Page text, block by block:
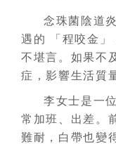
念珠菌陰道
遇的 「程咬金」
不堪言。如果不
症，影響生活質
李女士是一
常加班、出差。
難耐，白帶也變